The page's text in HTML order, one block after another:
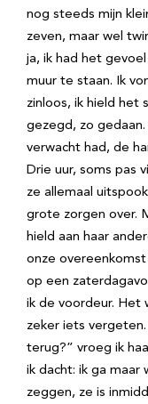
nog steeds mijn
zeven, maar wel
ja, ik had het
muur te staan. Ik
zinloos, ik hield het
gezegd, zo
verwacht had, de
Drie uur, soms pas
ze allemaal
grote zorgen over.
hield aan haar
onze
op een
ik de voordeur. Het
zeker iets
terug?” vroeg ik
ik dacht: ik ga maar
zeggen, ze is